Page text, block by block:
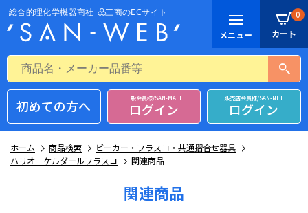
0
初めての方へ 一般会員様/SAN-MALL
ログイン
販売店会員様/SAN-NET
ログイン
ホーム 商品検索
ビーカー・フラスコ・共通摺合せ器具
ハリオ ケルダールフラスコ
関連商品
関連商品